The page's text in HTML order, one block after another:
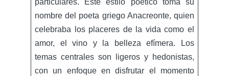
particulares. Este estilo poético toma su
nombre del poeta griego Anacreonte, quien
celebraba los placeres de la vida como el
amor, el vino y la belleza efímera. Los
temas centrales son ligeros y hedonistas,
con un enfoque en disfrutar el momento